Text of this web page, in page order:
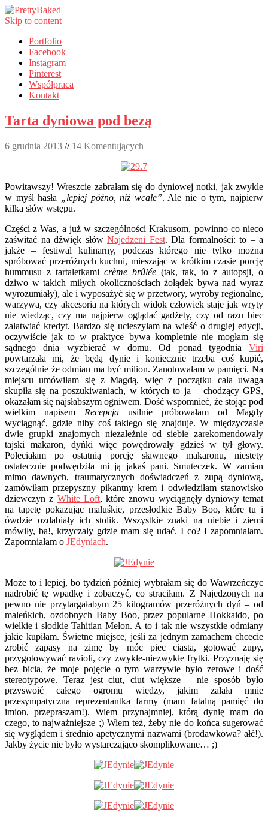
Skip to content
Portfolio
Facebook
Instagram
Pinterest
Współpraca
Kontakt
Tarta dyniowa pod bezą
6 grudnia 2013 // 14 Komentujących
Powitawszy! Wreszcie zabrałam się do dyniowej notki, jak zwykle
w myśl hasła
„lepiej późno, niż wcale”. Ale nie o tym, najpierw
kilka słów wstępu.
Części z Was, a już w szczególności Krakusom, powinno co nieco
zaświtać na dźwięk słów Najedzeni Fest. Dla formalności: to – a
jakże – festiwal kulinarny, podczas którego nie tylko można
spróbować przeróżnych kuchni, mieszając w krótkim czasie porcję
hummusu z tartaletkami crème brûlée (tak, tak, to z autopsji, o
dziwo w takich miłych okolicznościach żołądek bywa nad wyraz
wyrozumiały), ale i wyposażyć się w przetwory, wyroby regionalne,
warzywa, czy akcesoria na których widok człowiek staje jak wryty
nie wiedząc, czy ma najpierw oglądać gadżety, czy od razu biec
załatwiać kredyt. Bardzo się ucieszyłam na wieść o drugiej edycji,
oczywiście jak to w praktyce bywa kompletnie nie mogłam się
sądnego dnia wyzbierać w domu. Od ponad tygodnia Viri
powtarzała mi, że będą dynie i koniecznie trzeba coś kupić,
szczególnie że odmian ma być milion. Zanotowałam w pamięci. Na
miejscu umówiłam się z Magdą, więc z początku cała uwaga
skupiła się na poszukiwaniach, w których to ja – chodzący GPS,
okazałam się najsłabszym ogniwem. Dość wspomnieć, że stojąc pod
wielkim napisem Recepcja usilnie próbowałam od Magdy
wyciągnąć, gdzie niby coś takiego się znajduje. W międzyczasie
dwie grupki znajomych niezależnie od siebie zarekomendowały
tajski makaron, dyńki więc powędrowały gdzieś w tył głowy.
Poleciałam po ostatnią porcję sławnego makaronu, niestety
ostatecznie podwędziła mi ją jakaś pani. Smuteczek. W zamian
mimo dawnych, traumatycznych doświadczeń z zupą dyniową,
zamówiłam przepyszny pikantny krem i odwiedziłam stanowisko
dziewczyn z White Loft, które znowu wyciągnęły dyniowy temat
na tapetę pokazując maluśkie, przesłodkie Baby Boo, które tu i
ówdzie ozdabiały ich stolik. Wszystkie znaki na niebie i ziemi
mówiły, ba!, krzyczały gdzie mam się udać. I co? I zapomniałam.
Zapomniałam o JEdyniach.
Może to i lepiej, bo tydzień później wybrałam się do Wawrzeńczyc
nadrobić tę wpadkę i zobaczyć, co straciłam. Z Najedzonych na
pewno nie przytargałabym 25 kilogramów przeróżnych dyń – od
maleńkich, ozdobnych Baby Boo, przez popularne Hokkaido, po
wielkie i słodkie Tahitian Melon. A to i tak nie wszystkie odmiany
jakie kupiłam. Świetne miejsce, jeśli za jednym zamachem chcecie
zrobić zapasy na zimę by móc piec ciasta, gotować zupy,
przygotowywać ravioli, czy zwykłe-niezwykłe frytki. Przyznaję się
bez bicia, że moje pojęcie o tym warzywie było zerowe i dość
stereotypowe. Teraz jest ciut, ciut większe – nie sposób było
przyswoić całego ogromu wiedzy, jakim zalała mnie
przesympatyczna reprezentantka farmy (mam fatalną pamięć do
imion, przepraszam!). Wiem przynajmniej, którą dynię mam do
czego, to najważniejsze ;) Wiem też, żeby nie do końca sugerować
się wyglądem i średnio apetycznymi nazwami (brodawkowa? ałć!).
Jakby życie nie było wystarczająco skomplikowane… ;)